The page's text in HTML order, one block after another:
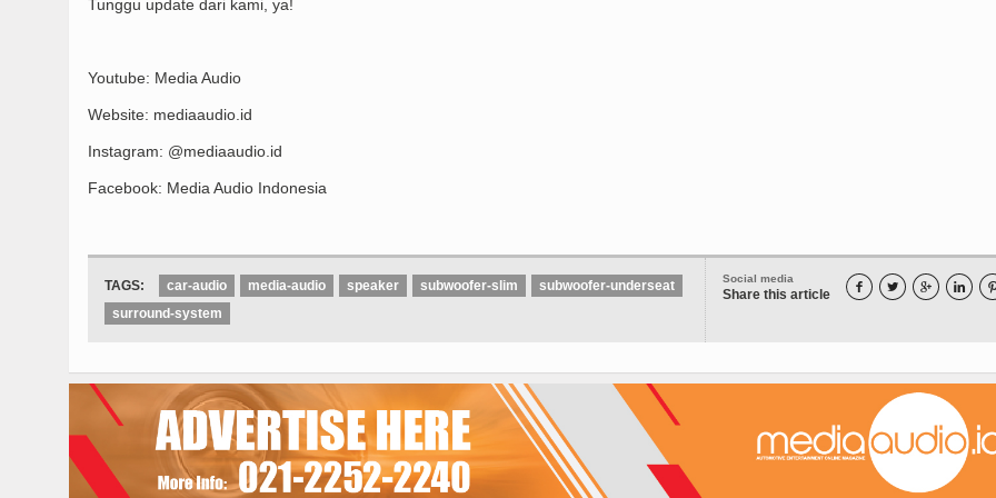
Tunggu update dari kami, ya!
Youtube: Media Audio
Website: mediaaudio.id
Instagram: @mediaaudio.id
Facebook: Media Audio Indonesia
Social media
Share this article    
TAGS: car-audio media-audio speaker subwoofer-slim
subwoofer-underseat
surround-system